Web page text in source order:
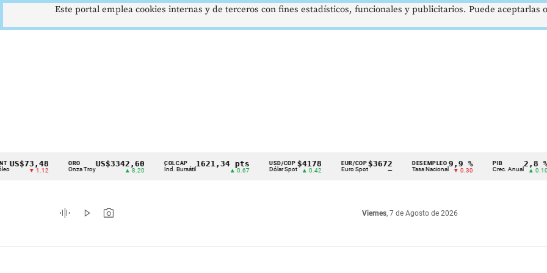
Cintillo
indicadores
económicos
▼ 1.12
ORO
Onza Troy
US$3342,60 COLCAP
Índ. Bursátil
1621,34 pts USD/COP
Dólar Spot
$4178
▲ 0.42
EUR/COP
Euro Spot
$3672
—
DESEMPLEO
Tasa Nacional
9,9 %
▼ 0.30
PIB
Crec. Anual
2,8 %
▲ 0.10
graphic_eq play_arrow photo_camera Viernes, 7 de Agosto de 2026
Este portal emplea cookies internas y de terceros con fines estadísticos, funcionales y publicitarios. Puede aceptarlas